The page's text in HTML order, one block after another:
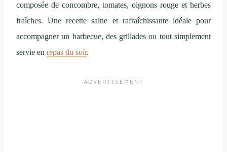
composée de concombre, tomates, oignons rouge et herbes
fraîches. Une recette saine et rafraîchissante idéale pour
accompagner un barbecue, des grillades ou tout simplement
servie en repas du soir.